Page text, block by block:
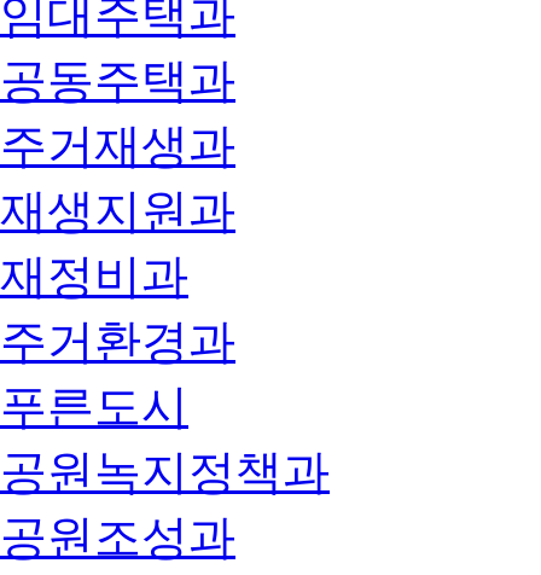
임대주택과
공동주택과
주거재생과
재생지원과
재정비과
주거환경과
푸른도시
공원녹지정책과
공원조성과